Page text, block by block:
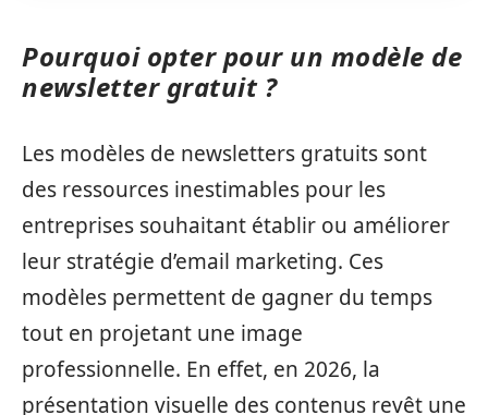
Pourquoi opter pour un modèle de
newsletter gratuit ?
Les modèles de newsletters gratuits sont
des ressources inestimables pour les
entreprises souhaitant établir ou améliorer
leur stratégie d’email marketing. Ces
modèles permettent de gagner du temps
tout en projetant une image
professionnelle. En effet, en 2026, la
présentation visuelle des contenus revêt une